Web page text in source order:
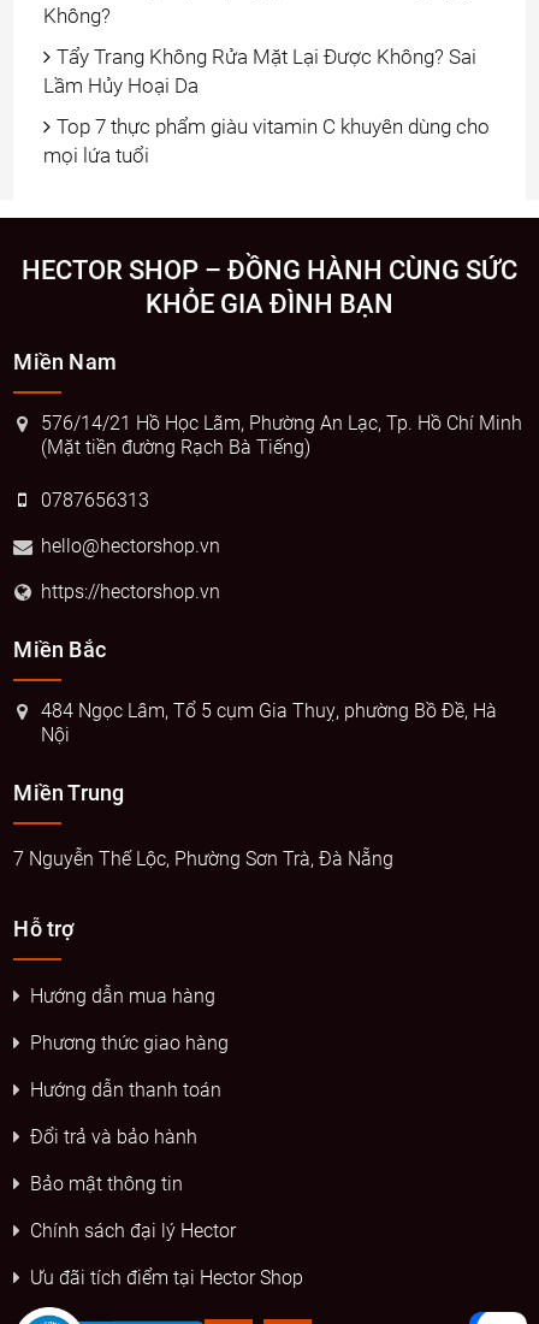
Không?
Tẩy Trang Không Rửa Mặt Lại Được Không? Sai
Lầm Hủy Hoại Da
Top 7 thực phẩm giàu vitamin C khuyên dùng cho
mọi lứa tuổi
HECTOR SHOP – ĐỒNG HÀNH CÙNG SỨC
KHỎE GIA ĐÌNH BẠN
Miền Nam
576/14/21 Hồ Học Lãm, Phường An Lạc, Tp. Hồ Chí Minh
(Mặt tiền đường Rạch Bà Tiếng)
0787656313
hello@hectorshop.vn
https://hectorshop.vn
Miền Bắc
484 Ngọc Lâm, Tổ 5 cụm Gia Thuỵ, phường Bồ Đề, Hà
Nội
Miền Trung
7 Nguyễn Thế Lộc, Phường Sơn Trà, Đà Nẵng
Hỗ trợ
Hướng dẫn mua hàng
Phương thức giao hàng
Hướng dẫn thanh toán
Đổi trả và bảo hành
Bảo mật thông tin
Chính sách đại lý Hector
Ưu đãi tích điểm tại Hector Shop